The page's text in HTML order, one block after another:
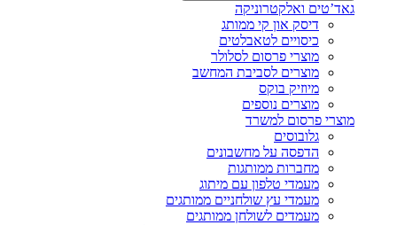
גאד’טים ואלקטרוניקה
דיסק און קי ממותג
כיסויים לטאבלטים
מוצרי פרסום לסלולר
מוצרים לסביבת המחשב
מיוזיק בוקס
מוצרים נוספים
מוצרי פרסום למשרד
גלובוסים
הדפסה על מחשבונים
מחברות ממותגות
מעמדי טלפון עם מיתוג
מעמדי עץ שולחניים ממותגים
מעמדים לשולחן ממותגים